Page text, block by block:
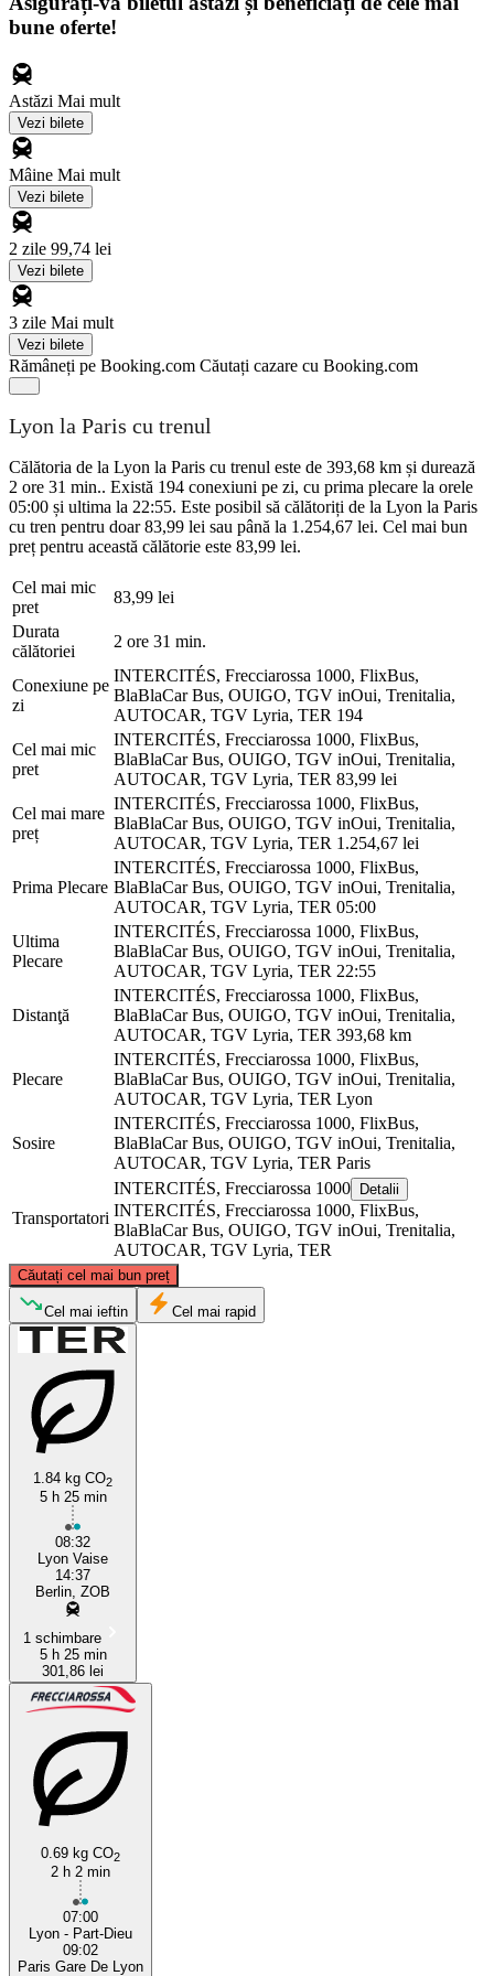
bune oferte!
Astăzi Mai mult
Vezi bilete
Mâine Mai mult
Vezi bilete
2 zile 99,74 lei
Vezi bilete
3 zile Mai mult
Vezi bilete
Rămâneți pe Booking.com Căutați cazare cu Booking.com
Lyon la Paris cu trenul
Călătoria de la Lyon la Paris cu trenul este de 393,68 km și durează
2 ore 31 min.. Există 194 conexiuni pe zi, cu prima plecare la orele
05:00 și ultima la 22:55. Este posibil să călătoriți de la Lyon la Paris
cu tren pentru doar 83,99 lei sau până la 1.254,67 lei. Cel mai bun
preț pentru această călătorie este 83,99 lei.
Cel mai mic
pret
83,99 lei
Durata
călătoriei
2 ore 31 min.
Conexiune pe
zi
INTERCITÉS, Frecciarossa 1000, FlixBus,
BlaBlaCar Bus, OUIGO, TGV inOui, Trenitalia,
AUTOCAR, TGV Lyria, TER 194
Cel mai mic
pret
INTERCITÉS, Frecciarossa 1000, FlixBus,
BlaBlaCar Bus, OUIGO, TGV inOui, Trenitalia,
AUTOCAR, TGV Lyria, TER 83,99 lei
Cel mai mare
preț
INTERCITÉS, Frecciarossa 1000, FlixBus,
BlaBlaCar Bus, OUIGO, TGV inOui, Trenitalia,
AUTOCAR, TGV Lyria, TER 1.254,67 lei
Prima Plecare
INTERCITÉS, Frecciarossa 1000, FlixBus,
BlaBlaCar Bus, OUIGO, TGV inOui, Trenitalia,
AUTOCAR, TGV Lyria, TER 05:00
Ultima
Plecare
INTERCITÉS, Frecciarossa 1000, FlixBus,
BlaBlaCar Bus, OUIGO, TGV inOui, Trenitalia,
AUTOCAR, TGV Lyria, TER 22:55
Distanţă
INTERCITÉS, Frecciarossa 1000, FlixBus,
BlaBlaCar Bus, OUIGO, TGV inOui, Trenitalia,
AUTOCAR, TGV Lyria, TER 393,68 km
Plecare
INTERCITÉS, Frecciarossa 1000, FlixBus,
BlaBlaCar Bus, OUIGO, TGV inOui, Trenitalia,
AUTOCAR, TGV Lyria, TER Lyon
Sosire
INTERCITÉS, Frecciarossa 1000, FlixBus,
BlaBlaCar Bus, OUIGO, TGV inOui, Trenitalia,
AUTOCAR, TGV Lyria, TER Paris
Transportatori
INTERCITÉS, Frecciarossa 1000 Detalii
INTERCITÉS, Frecciarossa 1000, FlixBus,
BlaBlaCar Bus, OUIGO, TGV inOui, Trenitalia,
AUTOCAR, TGV Lyria, TER
Căutați cel mai bun preț
Paris
©CARTO , ©OpenStreetMap
Cel mai ieftin Cel mai rapid
1.84 kg CO2
5 h 25 min
08:32
Lyon Vaise
14:37
Berlin, ZOB
1 schimbare
5 h 25 min
301,86 lei
0.69 kg CO2
2 h 2 min
07:00
Lyon - Part-Dieu
09:02
Paris Gare De Lyon